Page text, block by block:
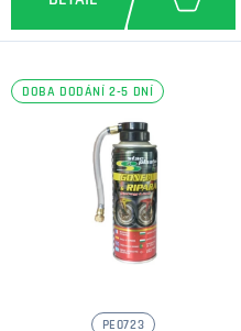
DOBA DODÁNÍ 2-5 DNÍ
PE0723